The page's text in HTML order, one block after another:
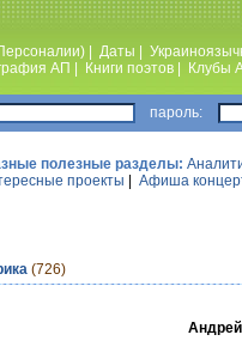
Даты
АП Книги поэтов Клубы
пароль:
полезные разделы:
проекты Афиша
(726)